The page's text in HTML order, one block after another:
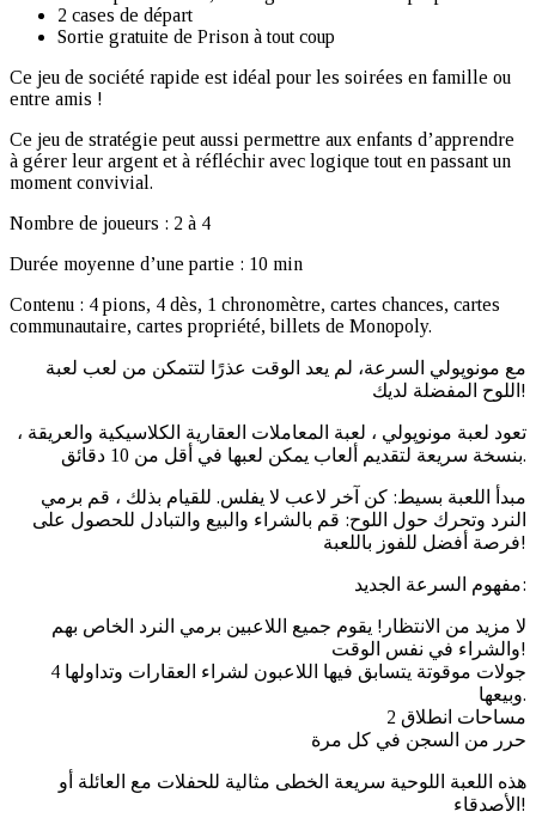
2 cases de départ
Sortie gratuite de Prison à tout coup
Ce jeu de société rapide est idéal pour les soirées en famille ou
entre amis !
Ce jeu de stratégie peut aussi permettre aux enfants d’apprendre
à gérer leur argent et à réfléchir avec logique tout en passant un
moment convivial.
Nombre de joueurs : 2 à 4
Durée moyenne d’une partie : 10 min
Contenu : 4 pions, 4 dès, 1 chronomètre, cartes chances, cartes
communautaire, cartes propriété, billets de Monopoly.
مع مونوپولي السرعة​​، لم يعد الوقت عذرًا لتتمكن من لعب لعبة
اللوح المفضلة لديك!
تعود لعبة مونوپولي ، لعبة المعاملات العقارية الكلاسيكية والعريقة ،
بنسخة سريعة لتقديم ألعاب يمكن لعبها في أقل من 10 دقائق.
مبدأ اللعبة بسيط: كن آخر لاعب لا يفلس. للقيام بذلك ، قم برمي
النرد وتحرك حول اللوح: قم بالشراء والبيع والتبادل للحصول على
فرصة أفضل للفوز باللعبة!
مفهوم السرعة الجديد:
لا مزيد من الانتظار! يقوم جميع اللاعبين برمي النرد الخاص بهم
والشراء في نفس الوقت!
4 جولات موقوتة يتسابق فيها اللاعبون لشراء العقارات وتداولها
وبيعها.
2 مساحات انطلاق
حرر من السجن في كل مرة
هذه اللعبة اللوحية سريعة الخطى مثالية للحفلات مع العائلة أو
الأصدقاء!